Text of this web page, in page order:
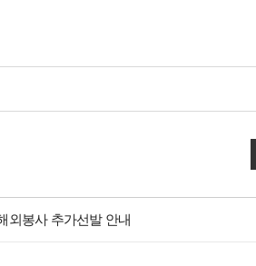
외봉사 추가선발 안내